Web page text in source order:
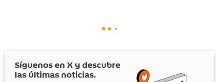
Síguenos en X y descubre
las últimas noticias.